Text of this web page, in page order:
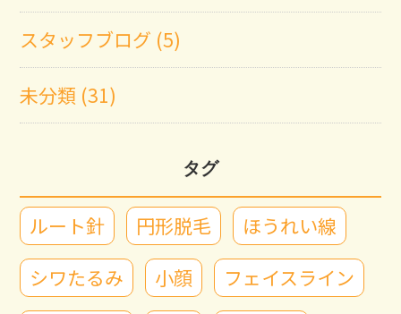
スタッフブログ (5)
未分類 (31)
タグ
ルート針 円形脱毛
ほうれい線
シワたるみ
小顔
フェイスライン